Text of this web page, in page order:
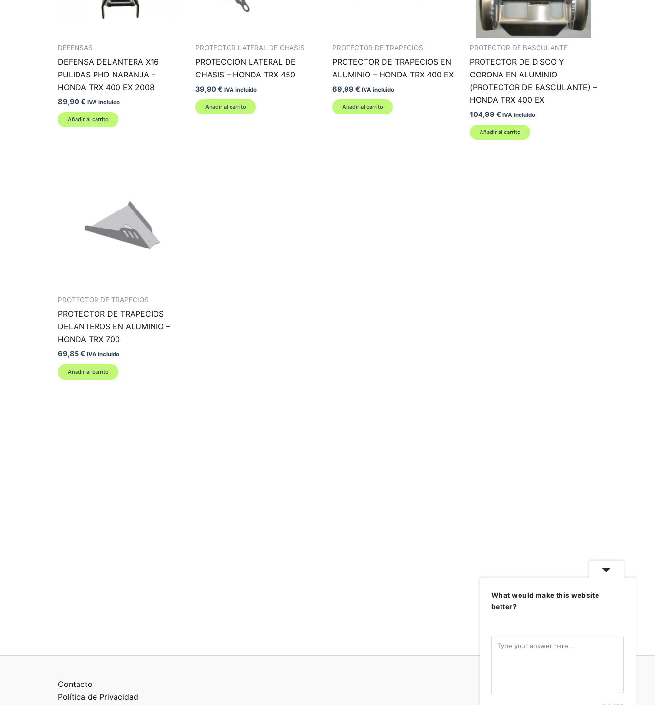
DEFENSAS
DEFENSA DELANTERA X16
PULIDAS PHD NARANJA –
HONDA TRX 400 EX 2008
89,90€ IVA incluido
Añadir al carrito
PROTECTOR LATERAL DE CHASIS
PROTECCION LATERAL DE
CHASIS – HONDA TRX 450
39,90€ IVA incluido
Añadir al carrito
PROTECTOR DE TRAPECIOS
PROTECTOR DE TRAPECIOS EN
ALUMINIO – HONDA TRX 400 EX
69,99 € IVA incluido
Añadir al carrito
PROTECTOR DE BASCULANTE
PROTECTOR DE DISCO Y
CORONA EN ALUMINIO
(PROTECTOR DE BASCULANTE) –
HONDA TRX 400 EX
104,99 € IVA incluido
Añadir al carrito
PROTECTOR DE TRAPECIOS
PROTECTOR DE TRAPECIOS
DELANTEROS EN ALUMINIO –
HONDA TRX 700
69,85€ IVA incluido
Añadir al carrito
Contacto
Política de Privacidad
What would make this website
better?